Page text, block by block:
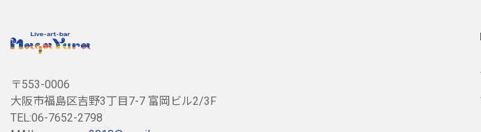
〒553-0006
大阪市福島区吉野3丁目7-7 富岡ビル2/3F
TEL:06-7652-2798